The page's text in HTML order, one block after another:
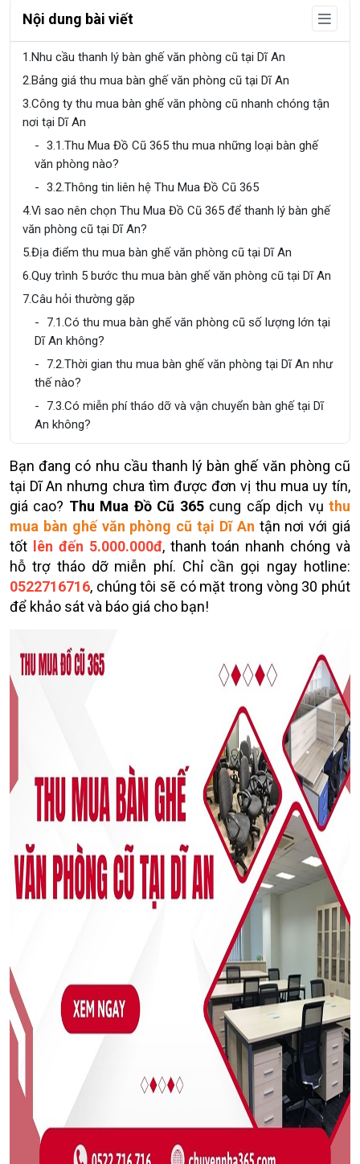
Nội dung bài viết
1.Nhu cầu thanh lý bàn ghế văn phòng cũ tại Dĩ An
2.Bảng giá thu mua bàn ghế văn phòng cũ tại Dĩ An
3.Công ty thu mua bàn ghế văn phòng cũ nhanh chóng tận
nơi tại Dĩ An
3.1.Thu Mua Đồ Cũ 365 thu mua những loại bàn ghế
văn phòng nào?
3.2.Thông tin liên hệ Thu Mua Đồ Cũ 365
4.Vì sao nên chọn Thu Mua Đồ Cũ 365 để thanh lý bàn ghế
văn phòng cũ tại Dĩ An?
5.Địa điểm thu mua bàn ghế văn phòng cũ tại Dĩ An
6.Quy trình 5 bước thu mua bàn ghế văn phòng cũ tại Dĩ An
7.Câu hỏi thường gặp
7.1.Có thu mua bàn ghế văn phòng cũ số lượng lớn tại
Dĩ An không?
7.2.Thời gian thu mua bàn ghế văn phòng tại Dĩ An như
thế nào?
7.3.Có miễn phí tháo dỡ và vận chuyển bàn ghế tại Dĩ
An không?
Bạn đang có nhu cầu thanh lý bàn ghế văn phòng cũ
tại Dĩ An nhưng chưa tìm được đơn vị thu mua uy tín,
giá cao? Thu Mua Đồ Cũ 365cung cấp dịch vụ thu
mua bàn ghế văn phòng cũ tại Dĩ An tận nơi với giá
tốt
lên đến 5.000.000đ, thanh toán nhanh chóng và
hỗ trợ tháo dỡ miễn phí. Chỉ cần gọi ngay hotline:
0522716716, chúng tôi sẽ có mặt trong vòng 30 phút
để khảo sát và báo giá cho bạn!